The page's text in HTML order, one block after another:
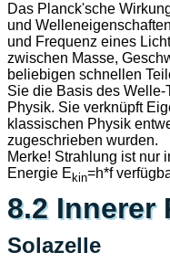
Das Planck'sche
und
und Frequenz eines
zwischen Masse,
beliebigen schnellen
Sie die Basis des
Physik. Sie verknüpft
klassischen Physik
zugeschrieben wurden.
Merke! Strahlung ist nur
Energie E kin=h*f
8.2 Innerer
Solazelle